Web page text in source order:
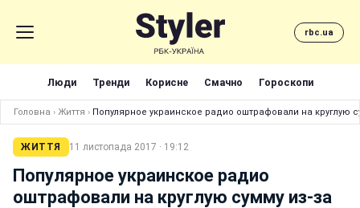
rbc.ua
Люди Тренди Корисне Смачно Гороскопи
Головна › Життя › Популярное украинское радио оштрафовали на круглую
ЖИТТЯ 11 листопада 2017 · 19:12
Популярное украинское радио
оштрафовали на круглую сумму из-за